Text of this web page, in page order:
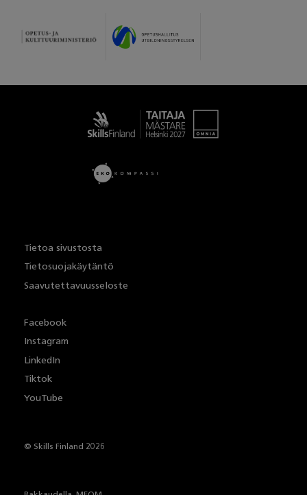
Tietoa sivustosta
Tietosuojakäytäntö
Saavutettavuusseloste
Facebook
Instagram
LinkedIn
Tiktok
YouTube
© Skills Finland 2026